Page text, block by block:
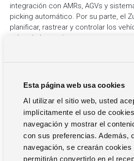
Esta página web usa cookies
Al utilizar el sitio web, usted
implícitamente el uso de
navegación y mostrar el
con sus preferencias. Además,
navegación, se crearán cookies
permitirán convertirlo en el
integración con AMRs, AGVs y
picking automático. Por su parte, el
planificar, rastrear y controlar los
salen de los patios.
eficiente. La automatización ya no
una ventaja competitiva real”,
Directora Comercial de Zucchetti
A través de este conjunto de
ayuda a las empresas a reducir